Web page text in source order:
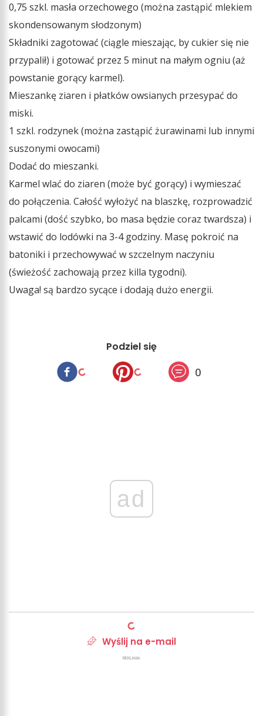
0,75 szkl. masła orzechowego (można zastąpić mlekiem
skondensowanym słodzonym)
Składniki zagotować (ciągle mieszając, by cukier się nie
przypalił) i gotować przez 5 minut na małym ogniu (aż
powstanie gorący karmel).
Mieszankę ziaren i płatków owsianych przesypać do
miski.
1 szkl. rodzynek (można zastąpić żurawinami lub innymi
suszonymi owocami)
Dodać do mieszanki.
Karmel wlać do ziaren (może być gorący) i wymieszać
do połączenia. Całość wyłożyć na blaszkę, rozprowadzić
palcami (dość szybko, bo masa będzie coraz twardsza) i
wstawić do lodówki na 3-4 godziny. Masę pokroić na
batoniki i przechowywać w szczelnym naczyniu
(świeżość zachowają przez killa tygodni).
Uwaga! są bardzo sycące i dodają dużo energii.
Podziel się
0
ad
Wyślij na e-mail
REKLAMA